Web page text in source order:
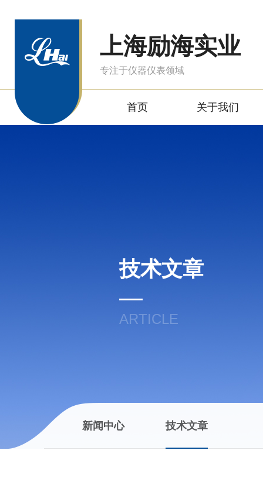
上海励海实业
专注于仪器仪表领域
首页 关于我们
技术文章
ARTICLE
新闻中心 技术文章